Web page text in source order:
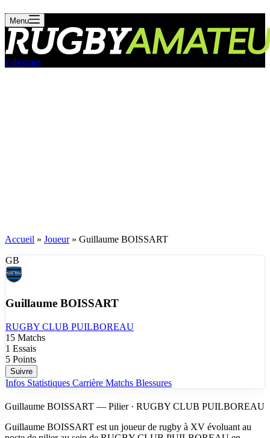
Menu
s'abonner
Accueil » Joueur» Guillaume BOISSART
GB
Guillaume BOISSART
RUGBY CLUB PUILBOREAU
15 Matchs
1 Essais
5 Points
Suivre
Infos Statistiques Carrière Matchs Blessures
Guillaume BOISSART — Pilier · RUGBY CLUB PUILBOREAU
Guillaume BOISSART est un joueur de rugby à XV évoluant au